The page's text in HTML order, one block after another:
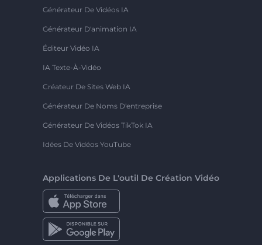
Générateur De Vidéos IA
Générateur D'animation IA
Éditeur Vidéo IA
IA Texte-À-Vidéo
Créateur De Sites Web IA
Générateur De Noms D'entreprise
Générateur De Vidéos TikTok IA
Idées De Vidéos YouTube
Applications De L'outil De Création Vidéo